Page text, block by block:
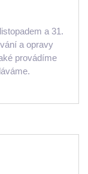
a 31.
a opravy
provádíme